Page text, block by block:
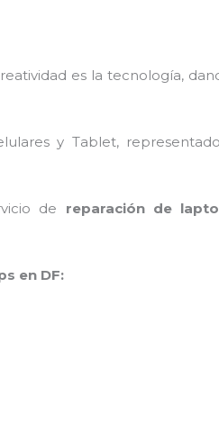
es la tecnología,
y Tablet,
de reparación de
en DF: